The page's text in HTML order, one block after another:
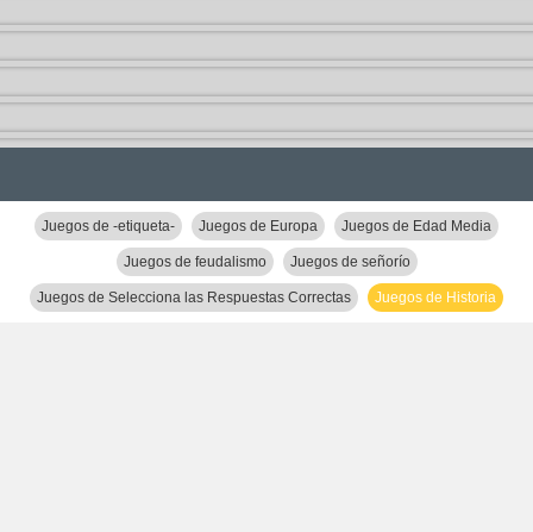
Juegos de -etiqueta- Juegos de Europa Juegos de Edad Media
Juegos de feudalismo Juegos de señorío
Juegos de Selecciona las Respuestas Correctas Juegos de Historia